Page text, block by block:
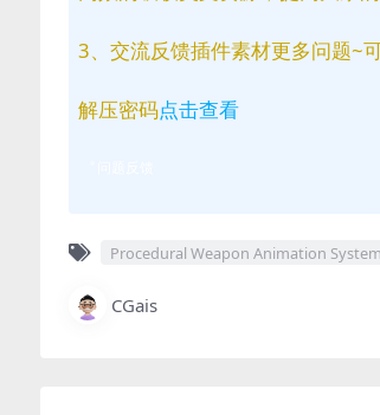
3、交流反馈插件素材更多问题~
解压密码点击查看
Procedural Weapon Animation System
CGais